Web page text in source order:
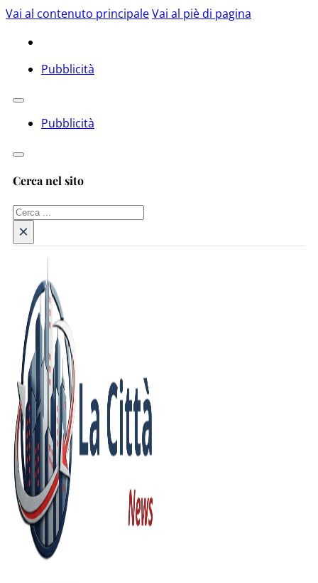
Vai al contenuto principaleVai al piè di pagina
Pubblicità
Pubblicità
Cerca nel sito
Cerca
×